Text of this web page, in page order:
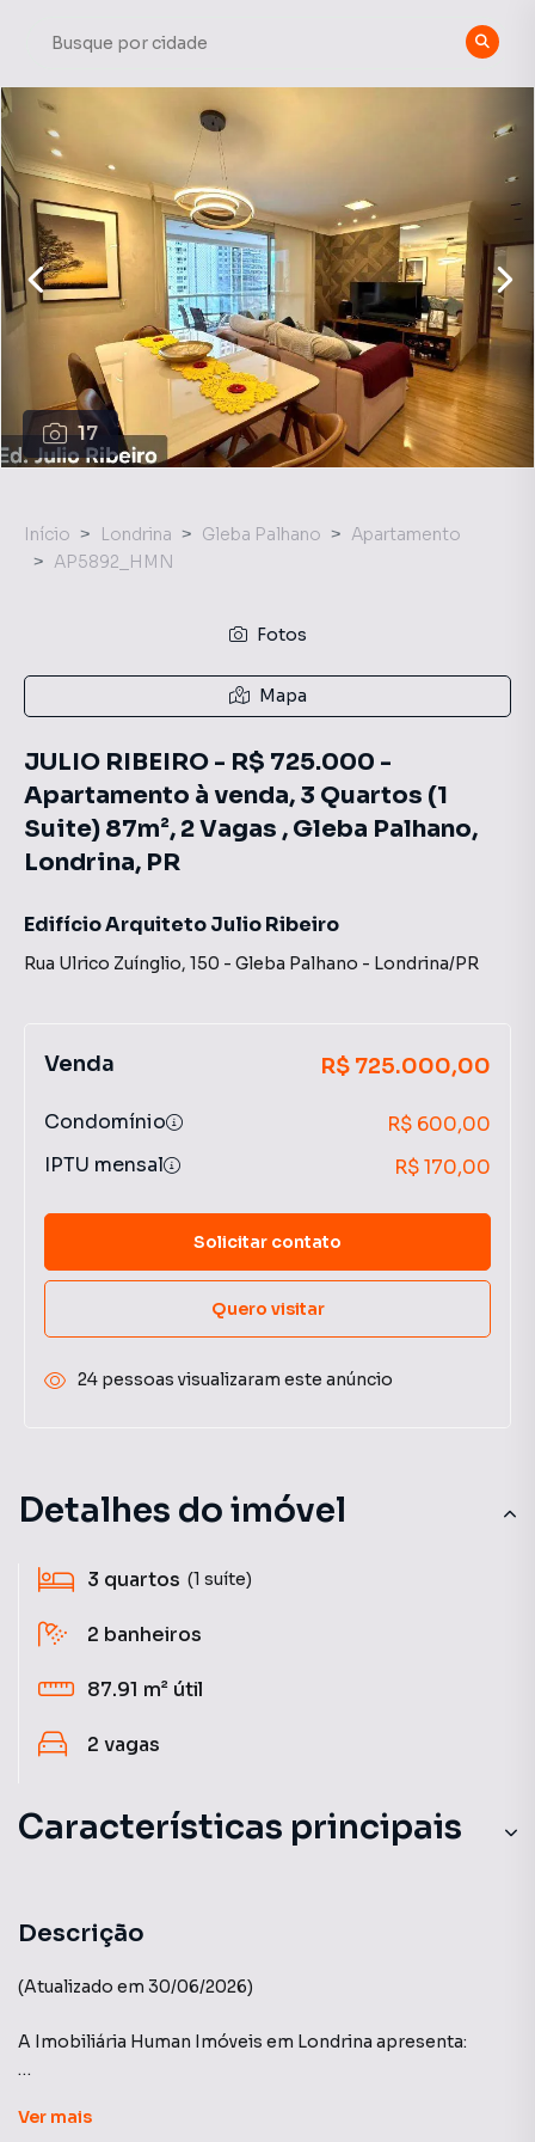
17
Detalhes do imóvel
3 quartos (1 suíte)
2 banheiros
87.91 m² útil
2 vagas
Características principais
Descrição
(Atualizado em 30/06/2026)
A Imobiliária Human Imóveis em Londrina apresenta:
Ver mais
Início Londrina Gleba Palhano
Apartamento
AP5892_HMN
Fotos
Mapa
JULIO RIBEIRO - R$ 725.000 -
Apartamento à venda, 3 Quartos (1
Suite) 87m², 2 Vagas , Gleba Palhano,
Londrina, PR
Edifício Arquiteto Julio Ribeiro
Rua Ulrico Zuínglio, 150 - Gleba Palhano - Londrina/PR
Venda R$ 725.000,00
Condomínio
R$ 600,00
IPTU mensal
R$ 170,00
Solicitar contato
Quero visitar
24 pessoas visualizaram este anúncio